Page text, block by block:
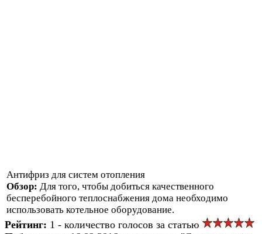
Антифриз для систем отопления
Обзор: Для того, чтобы добиться качественного
бесперебойного теплоснабжения дома необходимо
использовать котельное оборудование.
Рейтинг: 1 - количество голосов за статью